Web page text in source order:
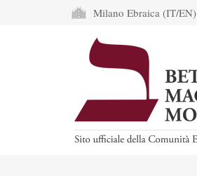
Milano Ebraica (IT/EN)